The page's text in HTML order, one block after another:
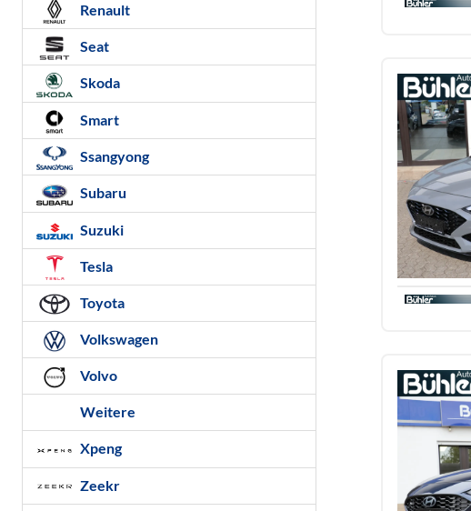
Renault
Seat
Skoda
Smart
Ssangyong
Subaru
Suzuki
Tesla
Toyota
Volkswagen
Volvo
Weitere
Xpeng
Zeekr